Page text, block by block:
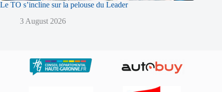
Le TO s’incline sur la pelouse du Leader
3 August 2026